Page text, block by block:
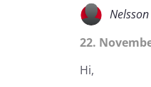
Nelsson
22.
Hi,